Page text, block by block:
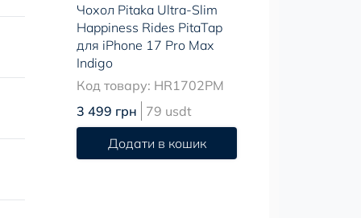
Чохол Pitaka Ultra-Slim
Happiness Rides PitaTap
для iPhone 17 Pro Max
Indigo
Код товару: HR1702PM
3 499 грн
79 usdt
Додати в кошик